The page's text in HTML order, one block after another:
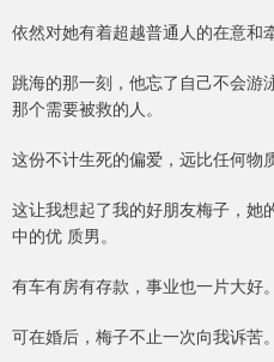
依然对她有着超越普通人的在意和
跳海的那一刻，他忘了自己不会游
那个需要被救的人。
这份不计生死的偏爱，远比任何物
这让我想起了我的好朋友梅子，她
中的优 质男。
有车有房有存款，事业也一片大好。
可在婚后，梅子不止一次向我诉苦。